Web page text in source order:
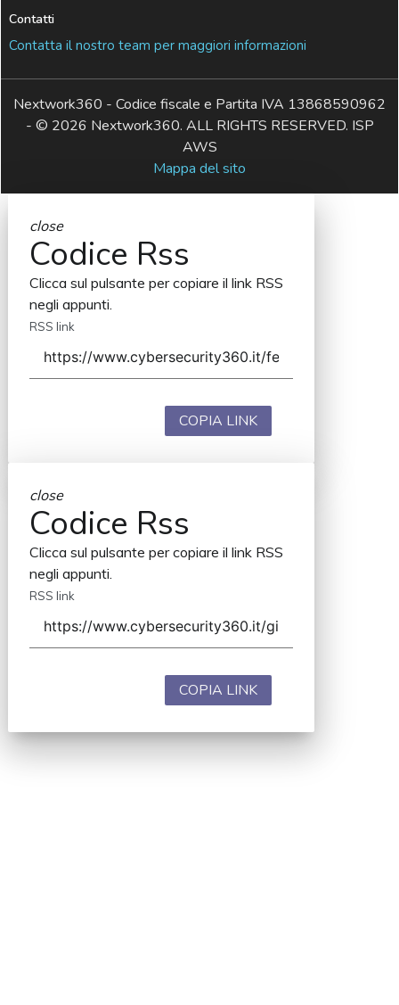
Contatti
Contatta il nostro team per maggiori informazioni
Nextwork360 - Codice fiscale e Partita IVA 13868590962
- © 2026 Nextwork360. ALL RIGHTS RESERVED. ISP
AWS
Mappa del sito
close
Codice Rss
Clicca sul pulsante per copiare il link RSS
negli appunti.
RSS link
COPIA LINK
close
Codice Rss
Clicca sul pulsante per copiare il link RSS
negli appunti.
RSS link
COPIA LINK